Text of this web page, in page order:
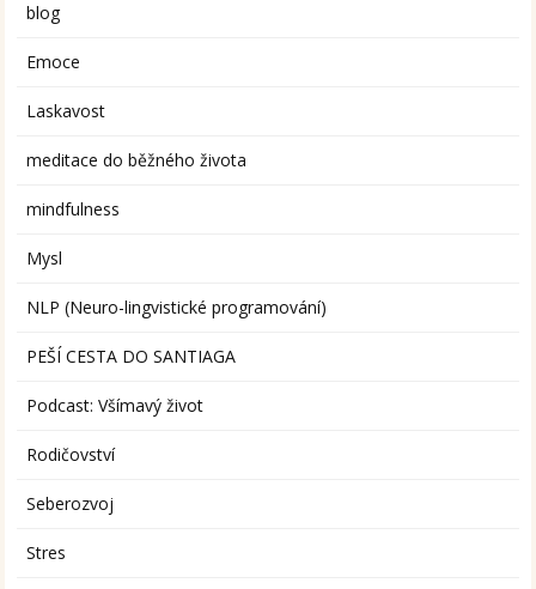
blog
Emoce
Laskavost
meditace do běžného života
mindfulness
Mysl
NLP (Neuro-lingvistické programování)
PEŠÍ CESTA DO SANTIAGA
Podcast: Všímavý život
Rodičovství
Seberozvoj
Stres